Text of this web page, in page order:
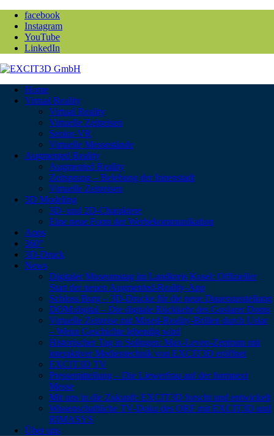
facebook
Instagram
YouTube
LinkedIn
Home
Virtual Reality
Virtual Reality
Virtuelle Zeitreisen
Senior-VR
Virtuelle Messestände
Augmented Reality
Augmented Reality
Zeitsprung – Belebung der Innenstadt
Virtuelle Zeitreisen
3D Modeling
3D- und 2D-Charaktere
Eine neue Form der Werbekommunikation
Apps
360°
3D-Druck
News
Digitaler Museumstag im Landkreis Kusel: Offizieller
Start der neuen Augmented-Reality-App
Schloss Burg – 3D-Drucke für die neue Dauerausstellung
DOM:digital – Die digitale Rückkehr des Goslarer Doms
Virtuelle Zeitreise mit Mixed-Reality-Brillen durch Uslar
– Wenn Geschichte lebendig wird
Historischer Tag in Solingen: Max-Leven-Zentrum mit
interaktiver Medientechnik von EXCIT3D eröffnet
EXCIT3D TV
Pressemitteilung – Die Liewerfrau auf der formnext
Messe
Mit uns in die Zukunft: EXCIT3D forscht und entwickelt
Wissenschaftliche TV-Doku des ORF mit EXCIT3D und
RIMASYS
Über uns